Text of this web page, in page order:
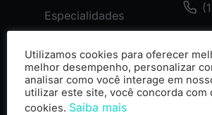
Especialidades
Cases
Utilizamos cookies para oferecer
melhor desempenho, personalizar
analisar como você interage em
utilizar este site, você concorda com
cookies. Saiba mais